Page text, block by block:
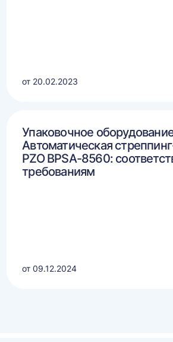
от 20.02.2023
Упаковочное
Автоматическая
PZO BPSA-8560:
требованиям
от 09.12.2024